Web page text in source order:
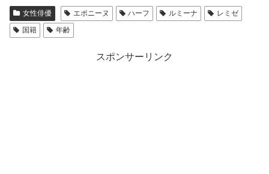
女性俳優 エポニーヌ ハーフ ルミーナ
レミゼ
国籍
年齢
スポンサーリンク